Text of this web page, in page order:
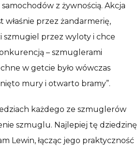
z żywnością. Akcja
właśnie przez żandarmerię,
szmugiel przez wyloty i chce
– szmuglerami
w getcie było wówczas
mury i otwarto bramy”.
każdego ze szmuglerów
szmuglu. Najlepiej tę dziedzinę
Lewin, łącząc jego praktyczność